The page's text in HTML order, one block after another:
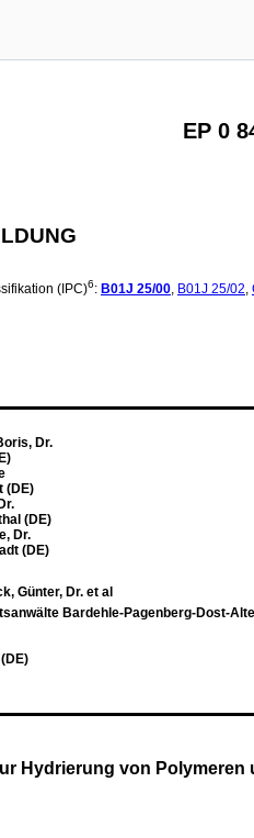
EP 0
(IPC)6: B01J 25/00, B01J 25/02,
Dr.
(DE)
(DE)
Dr.
(DE)
Günter, Dr. et al
Bardehle-Pagenberg-Dost-
Hydrierung von